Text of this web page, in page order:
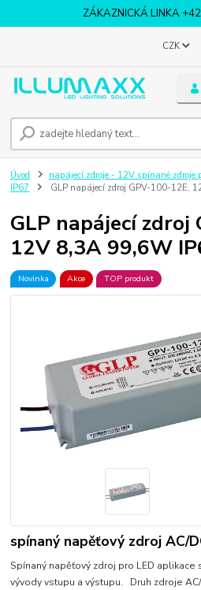
ZÁKAZNICKÁ LINKA
CZK
Úvod napájecí zdroje - 12V spínané zdroje
IP67
GLP napájecí zdroj GPV-100-12E,
GLP napájecí zdroj
12V 8,3A 99,6W
Novinka Akce TOP produkt
spínaný napěťový zdroj AC/
Spínaný napěťový zdroj pro LED aplikace
vývody vstupu a výstupu. Druh zdroje